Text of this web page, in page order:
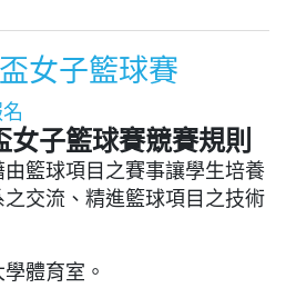
女子籃球賽
女子籃球賽競賽規則
球項目之賽事讓學生培養
交流、精進籃球項目之技術
體育室。